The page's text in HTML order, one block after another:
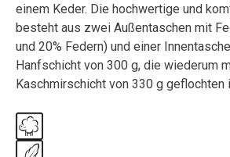
einem Keder. Die hochwertige und
besteht aus zwei Außentaschen mit
und 20% Federn) und einer
Hanfschicht von 300 g, die wiederum
Kaschmirschicht von 330 g geflochten